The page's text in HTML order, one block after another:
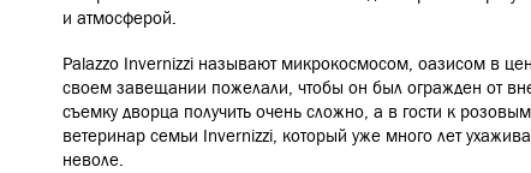
и атмосферой.
Palazzo Invernizzi называют микрокосмосом, оазисом в
своем завещании пожелали, чтобы он был огражден от
съемку дворца получить очень сложно, а в гости к
ветеринар семьи Invernizzi, который уже много лет
неволе.